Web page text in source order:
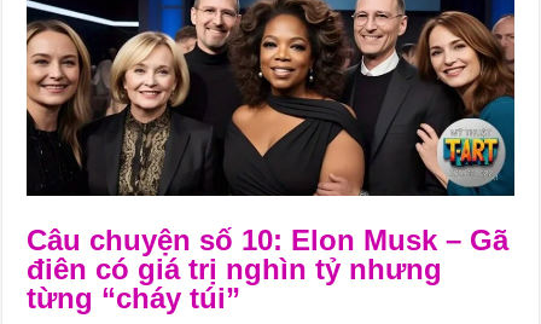
Câu chuyện số 10: Elon Musk – Gã
điên có giá trị nghìn tỷ nhưng
từng “cháy túi”